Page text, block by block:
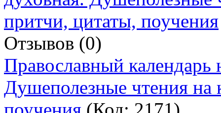
Отзывов (0)
Православный календарь
Душеполезные чтения